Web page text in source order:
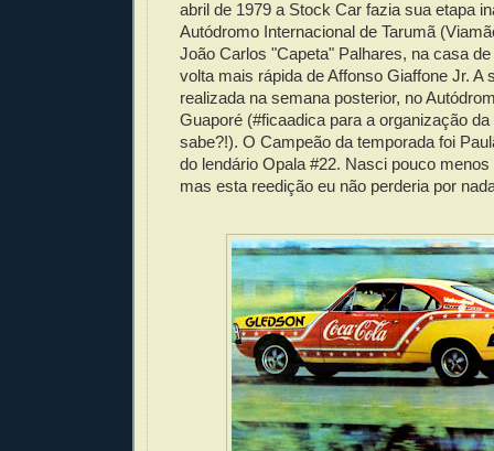
abril de 1979 a Stock Car fazia sua etapa
Autódromo Internacional de Tarumã
João Carlos "Capeta" Palhares, na casa
volta mais rápida de Affonso Giaffone Jr. A
realizada na semana posterior, no
Guaporé (#ficaadica para a organização
sabe?!). O Campeão da temporada foi
do lendário Opala #22. Nasci pouco
mas esta reedição eu não perderia por